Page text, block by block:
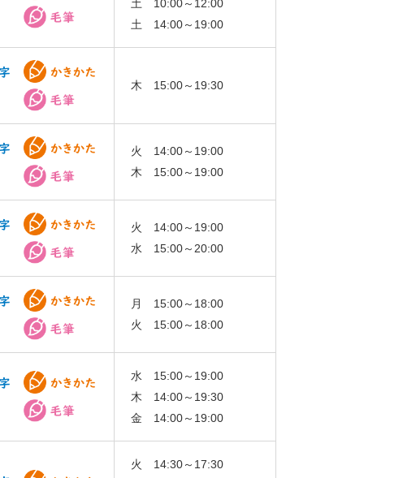
土 10:00～12:00
土 14:00～19:00
木 15:00～19:30
火 14:00～19:00
木 15:00～19:00
火 14:00～19:00
水 15:00～20:00
月 15:00～18:00
火 15:00～18:00
水 15:00～19:00
木 14:00～19:30
金 14:00～19:00
火 14:30～17:30